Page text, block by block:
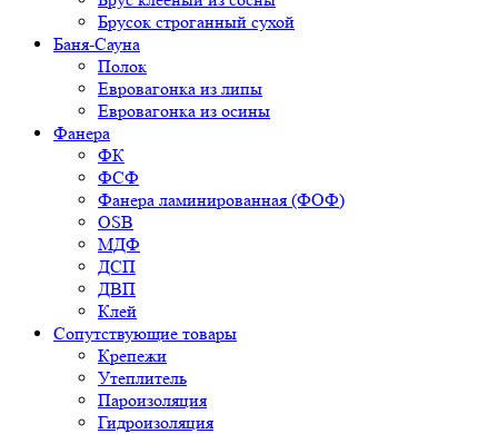
Брусок строганный сухой
Баня-Сауна
Полок
Евровагонка из липы
Евровагонка из осины
Фанера
ФК
ФСФ
Фанера ламинированная (ФОФ)
OSB
МДФ
ДСП
ДВП
Клей
Сопутствующие товары
Крепежи
Утеплитель
Пароизоляция
Гидроизоляция